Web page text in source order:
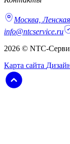
Москва,
info@ntcservice.ru
2026 © NTC-
Карта сайта